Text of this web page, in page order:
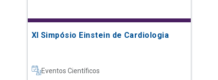
XI Simpósio Einstein de Cardiologia
Eventos Científicos